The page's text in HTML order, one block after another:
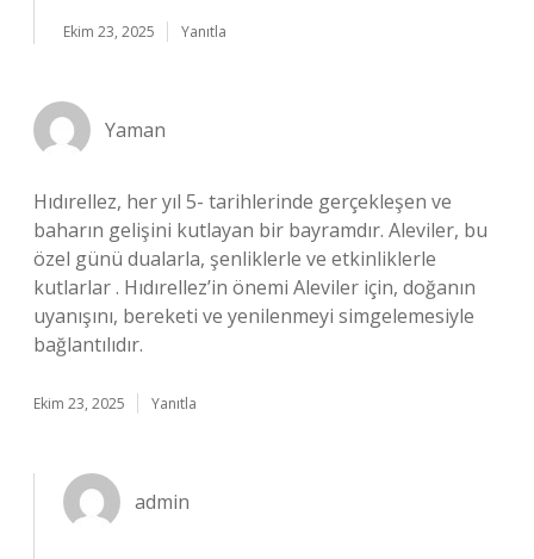
Ekim 23, 2025 Yanıtla
Yaman
Hıdırellez, her yıl 5- tarihlerinde gerçekleşen ve
baharın gelişini kutlayan bir bayramdır. Aleviler, bu
özel günü dualarla, şenliklerle ve etkinliklerle
kutlarlar . Hıdırellez’in önemi Aleviler için, doğanın
uyanışını, bereketi ve yenilenmeyi simgelemesiyle
bağlantılıdır.
Ekim 23, 2025 Yanıtla
admin